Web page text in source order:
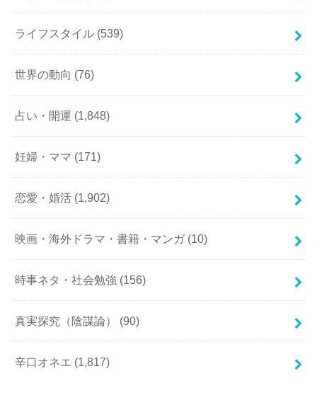
ライフスタイル (539)
世界の動向 (76)
占い・開運 (1,848)
妊婦・ママ (171)
恋愛・婚活 (1,902)
映画・海外ドラマ・書籍・マンガ (10)
時事ネタ・社会勉強 (156)
真実探究（陰謀論） (90)
辛口オネエ (1,817)